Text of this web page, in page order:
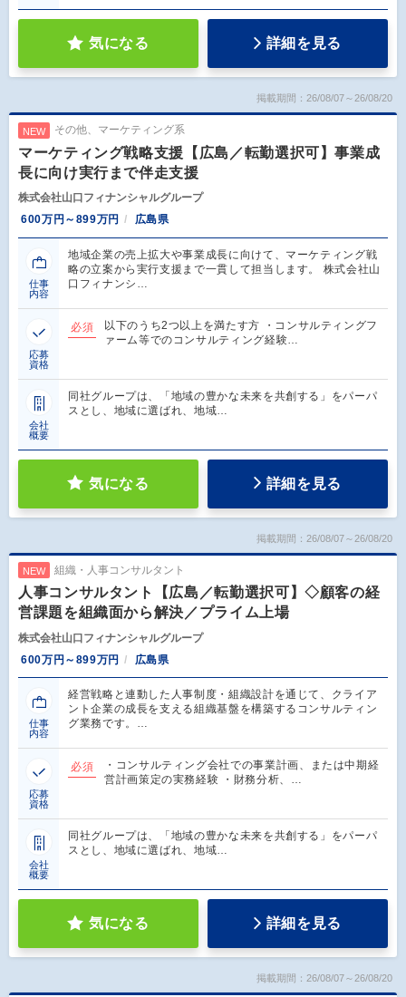
気になる 詳細を見る
掲載期間：26/08/07～26/08/20
NEW その他、マーケティング系
マーケティング戦略支援【広島／転勤選択可】事業成
長に向け実行まで伴走支援
株式会社山口フィナンシャルグループ
600万円～899万円
広島県
仕事
内容
地域企業の売上拡大や事業成長に向けて、マーケティング戦
略の立案から実行支援まで一貫して担当します。 株式会社山
口フィナンシ…
応募
資格
必須
以下のうち2つ以上を満たす方 ・コンサルティングフ
ァーム等でのコンサルティング経験…
会社
概要
同社グループは、「地域の豊かな未来を共創する」をパーパ
スとし、地域に選ばれ、地域…
気になる 詳細を見る
掲載期間：26/08/07～26/08/20
NEW 組織・人事コンサルタント
人事コンサルタント【広島／転勤選択可】◇顧客の経
営課題を組織面から解決／プライム上場
株式会社山口フィナンシャルグループ
600万円～899万円
広島県
仕事
内容
経営戦略と連動した人事制度・組織設計を通じて、クライア
ント企業の成長を支える組織基盤を構築するコンサルティン
グ業務です。…
応募
資格
必須
・コンサルティング会社での事業計画、または中期経
営計画策定の実務経験 ・財務分析、…
会社
概要
同社グループは、「地域の豊かな未来を共創する」をパーパ
スとし、地域に選ばれ、地域…
気になる 詳細を見る
掲載期間：26/08/07～26/08/20